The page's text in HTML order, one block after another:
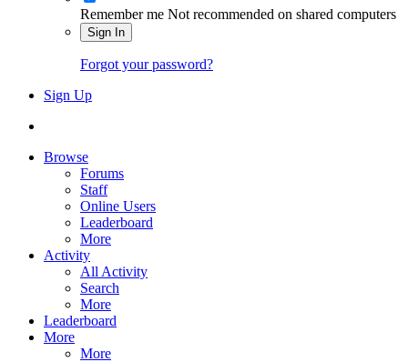
Remember me Not recommended on shared computers
Sign In
Forgot your password?
Sign Up
Browse
Forums
Staff
Online Users
Leaderboard
More
Activity
All Activity
Search
More
Leaderboard
More
More